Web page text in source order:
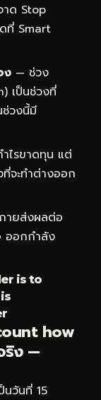
ด Stop
ที่ Smart
ง — ช่วง
เป็นช่วงที่
วงนี้มี
ไรขาดทุน แต่
จะทำต่างออก
ายส่งผลต่อ
ออกกำลัง
is to
how
ริง —
นวันที่ 15